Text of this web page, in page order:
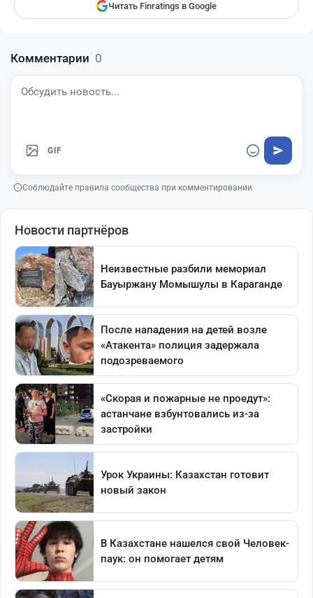
Читать Finratings в Google
Комментарии 0
GIF
Соблюдайте правила сообщества при комментировании